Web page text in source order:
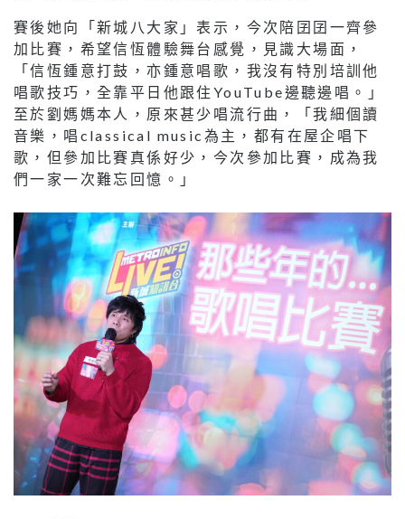
賽後她向「新城八大家」表示，今次陪囝囝一齊參
加比賽，希望信恆體驗舞台感覺，見識大場面，
「信恆鍾意打鼓，亦鍾意唱歌，我沒有特別培訓他
唱歌技巧，全靠平日他跟住YouTube邊聽邊唱。」
至於劉媽媽本人，原來甚少唱流行曲，「我細個讀
音樂，唱classical music為主，都有在屋企唱下
歌，但參加比賽真係好少，今次參加比賽，成為我
們一家一次難忘回憶。」